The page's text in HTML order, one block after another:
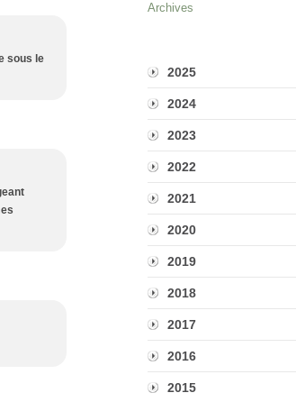
sous le
Archives
2025
2024
2023
2022
2021
2020
2019
2018
2017
2016
2015